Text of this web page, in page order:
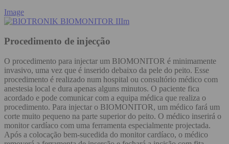
Image
Procedimento de injecção
O procedimento para injectar um BIOMONITOR é minimamente
invasivo, uma vez que é inserido debaixo da pele do peito. Esse
procedimento é realizado num hospital ou consultório médico com
anestesia local e dura apenas alguns minutos. O paciente fica
acordado e pode comunicar com a equipa médica que realiza o
procedimento. Para injectar o BIOMONITOR, um médico fará um
corte muito pequeno na parte superior do peito. O médico inserirá o
monitor cardíaco com uma ferramenta especialmente projectada.
Após a colocação bem-sucedida do monitor cardíaco, o médico